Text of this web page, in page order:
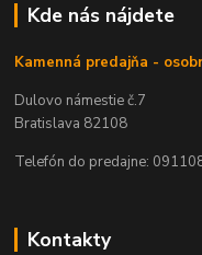
Kde nás nájdete
Kamenná predajňa -
Dulovo námestie č.7
Bratislava 82108
Telefón do predajne:
Kontakty